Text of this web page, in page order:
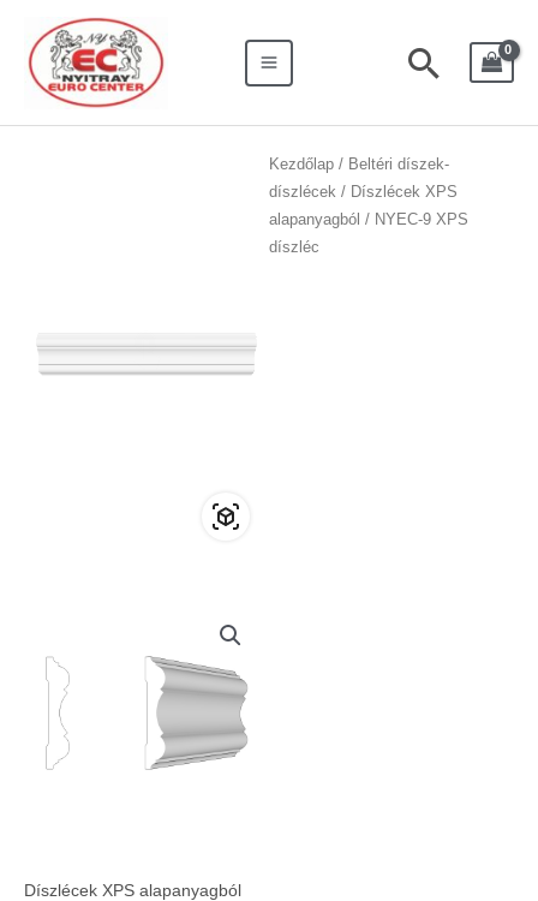
content
Menu
Search
Kezdőlap / Beltéri díszek-
díszlécek / Díszlécek XPS
alapanyagból / NYEC-9 XPS
díszléc
Díszlécek XPS alapanyagból
for: